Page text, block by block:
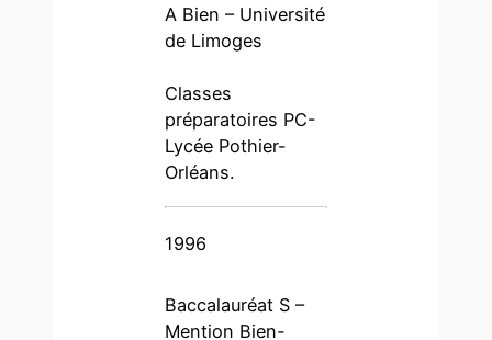
A Bien – Université
de Limoges
Classes
préparatoires PC-
Lycée Pothier-
Orléans.
1996
Baccalauréat S –
Mention Bien-